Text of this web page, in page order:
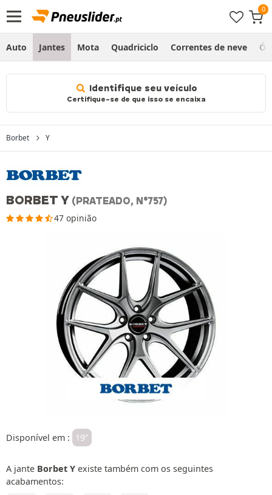
Auto Jantes Mota Quadriciclo Correntes de neve
Identifique seu veículo
Certifique-se de que isso se encaixa
Borbet Y
BORBET Y (PRATEADO, N°757)
47 opinião
Disponível em : 19"
A jante Borbet Y existe também com os seguintes
acabamentos: